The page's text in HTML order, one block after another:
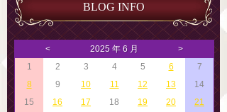
BLOG INFO
< 2025 年 6 月
>
1
2 3 4 5 6
7
8
9 10 11 12 13
14
15
16 17 18 19 20
21